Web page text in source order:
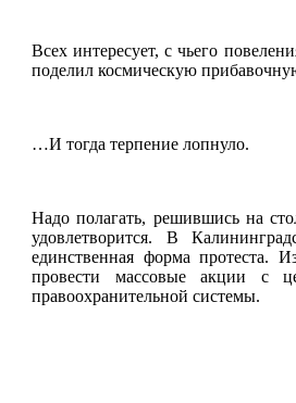
Всех интересует, с чьего
поделил космическую
…И тогда терпение лопнуло.
Надо полагать, решившись на
удовлетворится. В
единственная форма протеста.
провести массовые акции с
правоохранительной системы.